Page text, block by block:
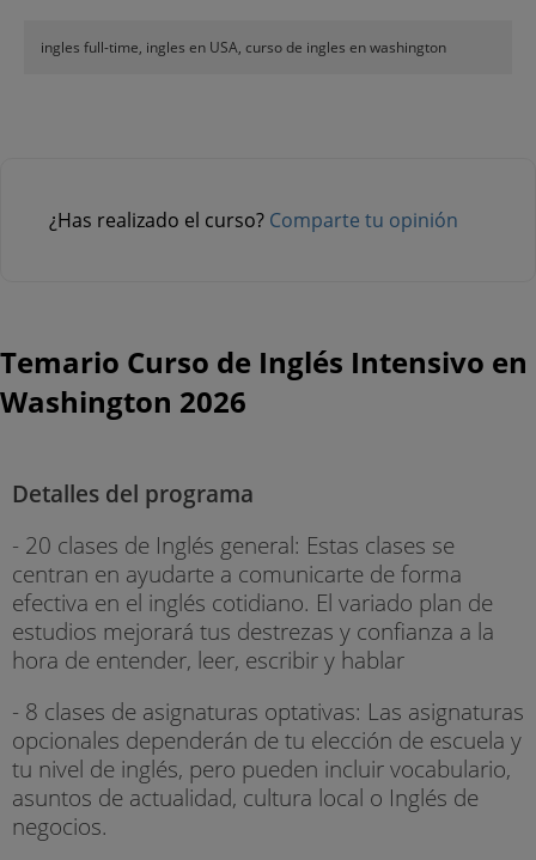
ingles full-time, ingles en USA, curso de ingles en washington
¿Has realizado el curso? Comparte tu opinión
Temario Curso de Inglés Intensivo en
Washington 2026
Detalles del programa
- 20 clases de Inglés general: Estas clases se
centran en ayudarte a comunicarte de forma
efectiva en el inglés cotidiano. El variado plan de
estudios mejorará tus destrezas y confianza a la
hora de entender, leer, escribir y hablar
- 8 clases de asignaturas optativas: Las asignaturas
opcionales dependerán de tu elección de escuela y
tu nivel de inglés, pero pueden incluir vocabulario,
asuntos de actualidad, cultura local o Inglés de
negocios.